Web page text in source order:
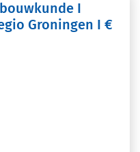
Groningen I €